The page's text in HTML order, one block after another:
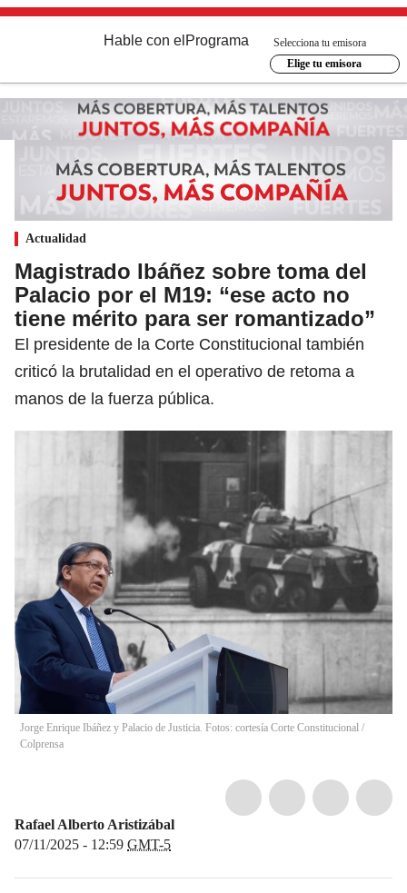
Hable con el Programa
Selecciona tu emisora
Elige tu emisora
Actualidad
Magistrado Ibáñez sobre toma del
Palacio por el M19: “ese acto no
tiene mérito para ser romantizado”
El presidente de la Corte Constitucional también
criticó la brutalidad en el operativo de retoma a
manos de la fuerza pública.
Jorge Enrique Ibáñez y Palacio de Justicia. Fotos: cortesía Corte Constitucional /
Colprensa
Rafael Alberto Aristizábal
07/11/2025 - 12:59 GMT-5